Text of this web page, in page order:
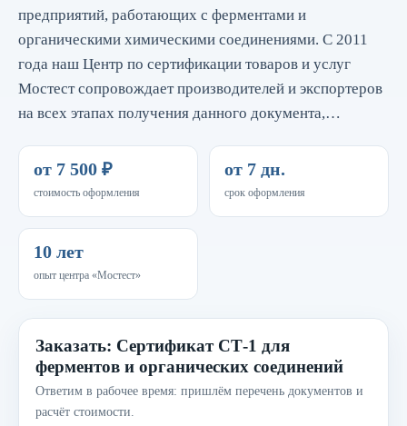
предприятий, работающих с ферментами и
органическими химическими соединениями. С 2011
года наш Центр по сертификации товаров и услуг
Мостест сопровождает производителей и экспортеров
на всех этапах получения данного документа,…
от 7 500 ₽
стоимость оформления
от 7 дн.
срок оформления
10 лет
опыт центра «Мостест»
Заказать: Сертификат СТ-1 для
ферментов и органических соединений
Ответим в рабочее время: пришлём перечень документов и
расчёт стоимости.